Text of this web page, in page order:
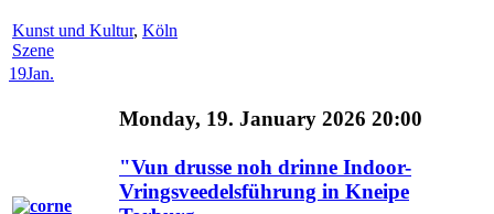
Kunst und Kultur, Köln
Szene
19Jan.
Monday, 19. January 2026 20:00
"Vun drusse noh drinne Indoor-
Vringsveedelsführung in Kneipe